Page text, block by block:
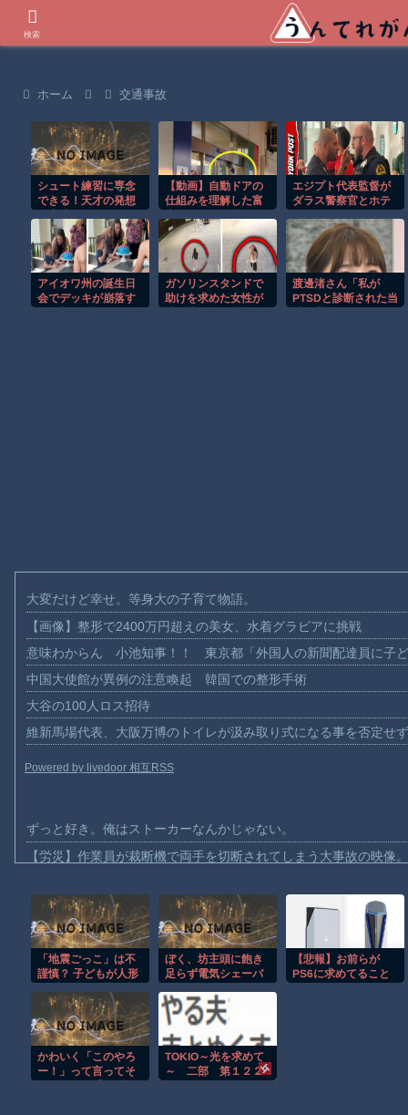
ホーム 交通事故
シュート練習に専念
できる！天才の発想
ットが凄いｗ
【動画】自動ドアの
仕組みを理解した富
エジプト代表監督が
ダラス警察官とホテ
アイオワ州の誕生日
会でデッキが崩落す
ガソリンスタンドで
助けを求めた女性が
渡邊渚さん「私が
PTSDと診断された当
大変だけど幸せ。等身大の子育て物語。
【画像】整形で2400万円超えの美女、水着グラビアに挑戦
意味わからん 小池知事！！ 東京都「外国人の新聞配達員に子
中国大使館が異例の注意喚起 韓国での整形手術
大谷の100人ロス招待
維新馬場代表、大阪万博のトイレが汲み取り式になる事を否定せ
Powered by livedoor 相互RSS
ずっと好き。俺はストーカーなんかじゃない。
【労災】作業員が裁断機で両手を切断されてしまう大事故の映像
【動画】女子アナ「流しそうめん初体験します！ズズッズッ…
【動画】迎撃ミサイルを避けながら船舶にドローンを突撃させる
【動画】大阪のゲリラ豪雨を生駒山の山頂から撮影したビデオが
【動画】ゴルフ中の嵐を撮影していた男性が雷に打たれる事故。
【画像】地球上で最も珍しい茶色いパンダｗｗｗ
【悲報】テレ東の若手女子アナ「国民が勝手に我々取材陣にカ
「地震ごっこ」は不
謹慎？ 子どもが人形
理に専門家「止めさ
せないで」 震災時の
心のケアと親が知る
べき対応策
ぼく、坊主頭に飽き
足らず電気シェーバ
してしまう
【悲報】お前らが
PS6に求めてること
かわいく「このやろ
ー！」って言ってそ
TOKIO～光を求めて
～ 二部 第１２２
検索